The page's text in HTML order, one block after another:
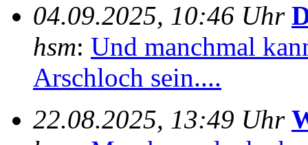
04.09.2025, 10:46 Uhr
hsm: Und manchmal
Arschloch sein....
22.08.2025, 13:49 Uhr